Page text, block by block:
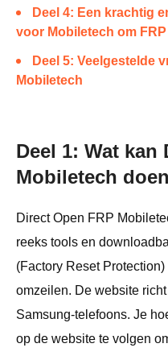
Deel 4: Een krachtig
voor Mobiletech om
Deel 5: Veelgestelde
Mobiletech
Deel 1: Wat kan
Mobiletech
Direct Open FRP
reeks tools en
(Factory Reset
omzeilen. De website
Samsung-telefoons. Je
op de website te volgen